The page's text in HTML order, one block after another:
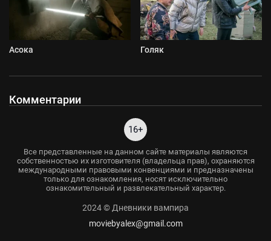
Асока Голяк
Комментарии
16+
Все представленные на данном сайте материалы являются
собственностью их изготовителя (владельца прав), охраняются
международными правовыми конвенциями и предназначены
только для ознакомления, носят исключительно
ознакомительный и развлекательный характер.
2024 © Дневники вампира
moviebyalex@gmail.com